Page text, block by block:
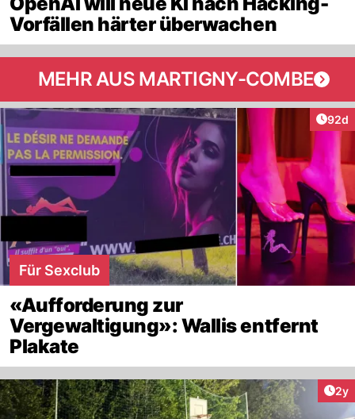
Vorfällen härter überwachen
MEHR AUS MARTIGNY-COMBE
92d
Für Sexclub
«Aufforderung zur
Vergewaltigung»: Wallis entfernt
Plakate
2y